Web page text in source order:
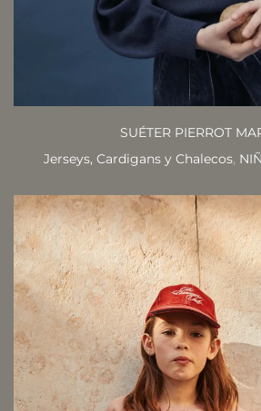
SUÉTER PIERROT
Jerseys, Cardigans y Chalecos,